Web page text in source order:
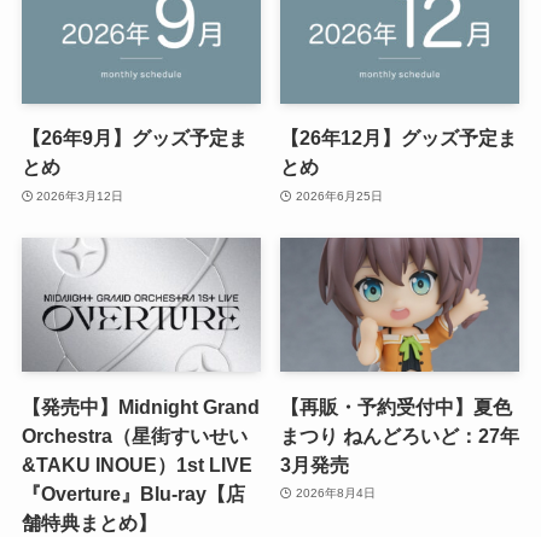
【26年9月】グッズ予定ま
とめ
2026年3月12日
【26年12月】グッズ予定ま
とめ
2026年6月25日
【発売中】Midnight Grand
Orchestra（星街すいせい
&TAKU INOUE）1st LIVE
『Overture』Blu-ray【店
舗特典まとめ】
【再販・予約受付中】夏色
まつり ねんどろいど：27年
3月発売
2026年8月4日